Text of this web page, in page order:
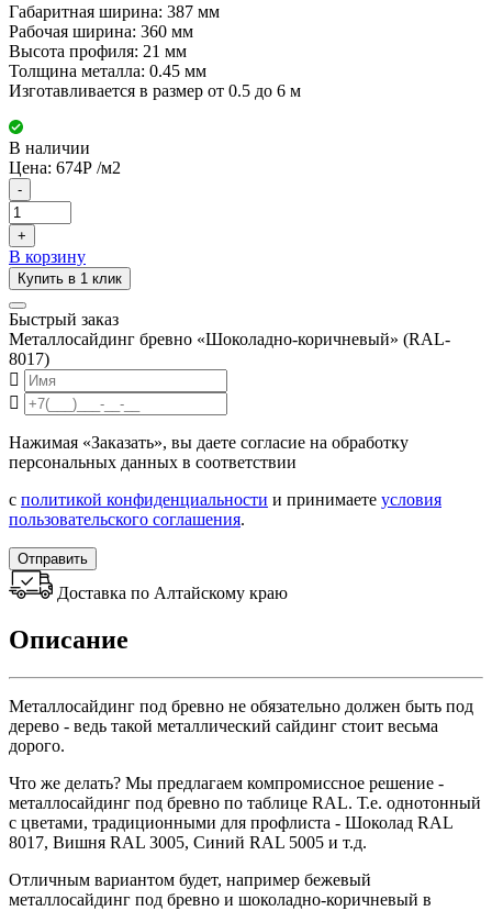
Габаритная ширина: 387 мм
Рабочая ширина: 360 мм
Высота профиля: 21 мм
Толщина металла: 0.45 мм
Изготавливается в размер от 0.5 до 6 м
В наличии
Цена: 674Р /м2
-
+
В корзину
Купить в 1 клик
Быстрый заказ
Металлосайдинг бревно «Шоколадно-коричневый» (RAL-
8017)
Нажимая «Заказать», вы даете согласие на обработку
персональных данных в соответствии
с политикой конфиденциальности и принимаете условия
пользовательского соглашения.
Отправить
Доставка по Алтайскому краю
Описание
Металлосайдинг под бревно не обязательно должен быть под
дерево - ведь такой металлический сайдинг стоит весьма
дорого.
Что же делать? Мы предлагаем компромиссное решение -
металлосайдинг под бревно по таблице RAL. Т.е. однотонный
с цветами, традиционными для профлиста - Шоколад RAL
8017, Вишня RAL 3005, Синий RAL 5005 и т.д.
Отличным вариантом будет, например бежевый
металлосайдинг под бревно и шоколадно-коричневый в